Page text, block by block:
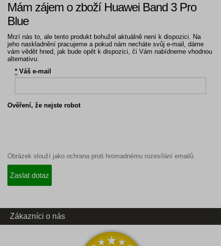
Mám zájem o zboží Huawei Band 3 Pro
Blue
Mrzí nás to, ale tento produkt bohužel aktuálně není k dispozici. Na
jeho naskladnění pracujeme a pokud nám necháte svůj e-mail, dáme
vám vědět hned, jak bude opět k dispozici, či Vám nabídneme vhodnou
alternativu.
* Váš e-mail
Ověření, že nejste robot
Obrázek slouží jako ochrana proti hromadnému rozesílání emailů.
Zákazníci o nás